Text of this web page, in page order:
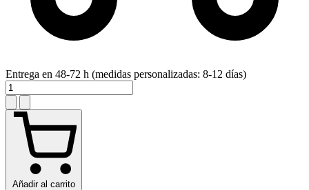
Entrega en 48-72 h (medidas personalizadas: 8-12 días)
Añadir al carrito